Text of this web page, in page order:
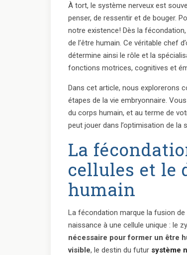
À tort, le système nerveux est
penser, de ressentir et de bouger.
notre existence! Dès la
de l’être humain. Ce véritable chef
détermine ainsi le rôle et la
fonctions motrices, cognitives et
Dans cet article, nous explorerons
étapes de la vie embryonnaire.
du corps humain, et au terme de
peut jouer dans l’optimisation de la
La
cellules et le
humain
La fécondation marque la fusion de
naissance à une cellule unique : le
nécessaire pour former un être
visible, le destin du futur système